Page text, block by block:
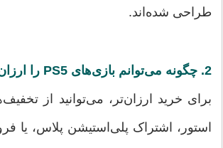
طراحی شده‌اند.
2. چگونه می‌توانم بازی‌های PS5 را ارزان‌تر بخرم؟
برای خرید ارزان‌تر، می‌توانید از
استور، اشتراک پلی‌استیشن پلاس، یا